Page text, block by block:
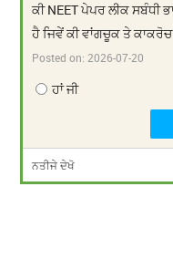
ਕੀ NEET ਪੇਪਰ ਲੀਕ ਸਬੰਧੀ
ਹੈ ਜਿਵੇਂ ਕੀ ਵਾਂਗਚੂਕ ਤੇ
Posted on:2026-07-20
ਹਾਂ ਜੀ
ਨਤੀਜੇ ਦੇਖੋ